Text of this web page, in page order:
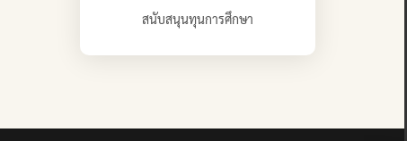
สนับสนุนทุนการศึกษา